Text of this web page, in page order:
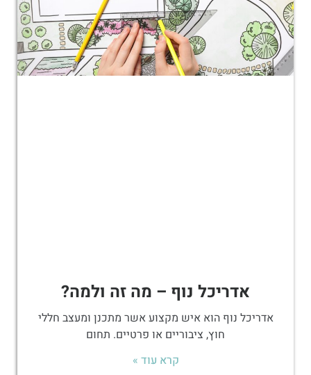
אדריכל נוף – מה זה ולמה?
אדריכל נוף הוא איש מקצוע אשר מתכנן ומעצב חללי
חוץ, ציבוריים או פרטיים. תחום
קרא עוד »